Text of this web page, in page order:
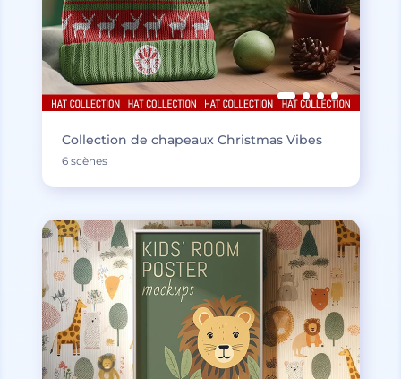
Collection de chapeaux Christmas Vibes
6 scènes